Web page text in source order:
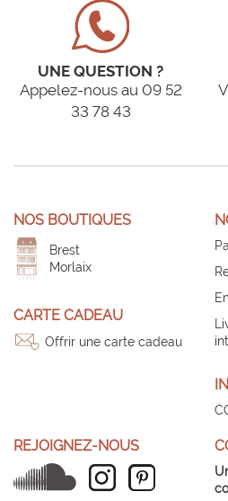
UNE QUESTION ?
Appelez-nous au 09 52
33 78 43
NOS BOUTIQUES
Brest
Morlaix
CARTE CADEAU
Offrir une carte cadeau
REJOIGNEZ-NOUS